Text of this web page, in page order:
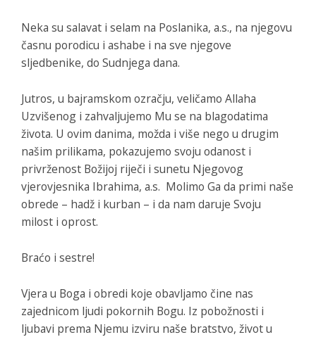
Neka su salavat i selam na Poslanika, a.s., na njegovu
časnu porodicu i ashabe i na sve njegove
sljedbenike, do Sudnjega dana.
Jutros, u bajramskom ozračju, veličamo Allaha
Uzvišenog i zahvaljujemo Mu se na blagodatima
života. U ovim danima, možda i više nego u drugim
našim prilikama, pokazujemo svoju odanost i
privrženost Božijoj riječi i sunetu Njegovog
vjerovjesnika Ibrahima, a.s. Molimo Ga da primi naše
obrede – hadž i kurban – i da nam daruje Svoju
milost i oprost.
Braćo i sestre!
Vjera u Boga i obredi koje obavljamo čine nas
zajednicom ljudi pokornih Bogu. Iz pobožnosti i
ljubavi prema Njemu izviru naše bratstvo, život u